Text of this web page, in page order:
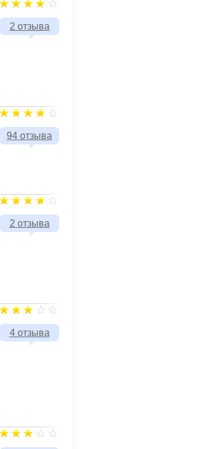
2 отзыва
94 отзыва
2 отзыва
4 отзыва